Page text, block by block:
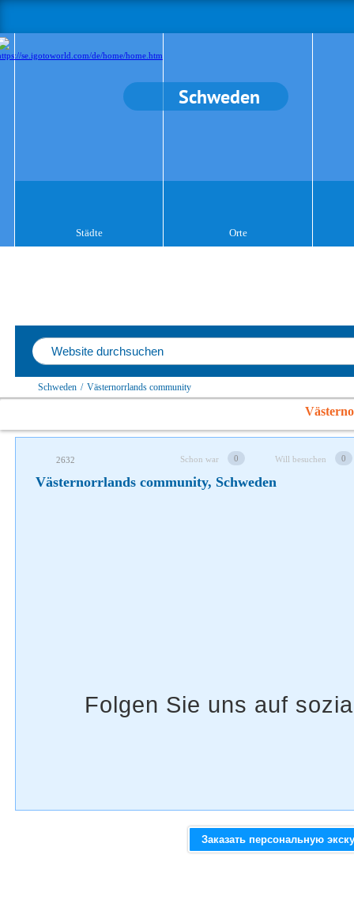
Schweden
Städte Orte
Schweden / Västernorrlands community
2632 Schon war 0 Will besuchen 0
Västernorrlands community, Schweden
Folgen Sie uns auf soziale Netzwerke
Заказать персональную